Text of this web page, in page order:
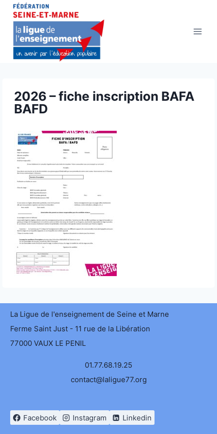
Aller
contenu
2026 – fiche inscription BAFA
BAFD
La Ligue de l'enseignement de Seine et Marne
Ferme Saint Just - 11 rue de la Libération
77000 VAUX LE PENIL
01.77.68.19.25
contact@laligue77.org
Facebook Instagram Linkedin